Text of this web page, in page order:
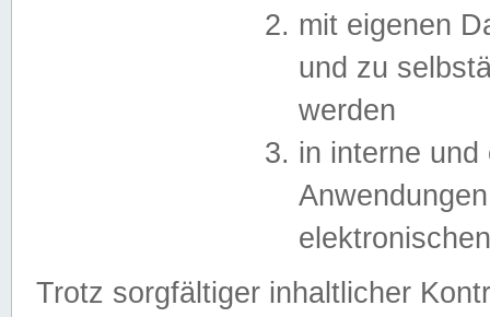
mit eigenen
und zu
werden
in interne
Trotz sorgfältiger inhaltlicher